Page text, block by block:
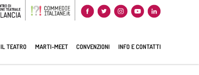
IL TEATRO MARTI-MEET CONVENZIONI INFO E CONTATTI